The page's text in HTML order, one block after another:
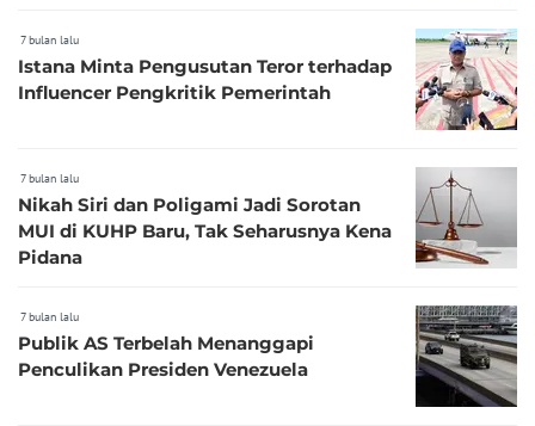
7 bulan lalu
Istana Minta Pengusutan Teror terhadap
Influencer Pengkritik Pemerintah
7 bulan lalu
Nikah Siri dan Poligami Jadi Sorotan
MUI di KUHP Baru, Tak Seharusnya Kena
Pidana
7 bulan lalu
Publik AS Terbelah Menanggapi
Penculikan Presiden Venezuela